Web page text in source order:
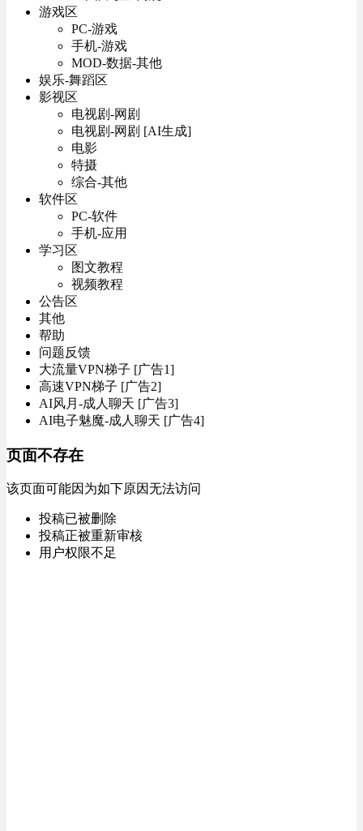
游戏区
PC-游戏
手机-游戏
MOD-数据-其他
娱乐-舞蹈区
影视区
电视剧-网剧
电视剧-网剧 [AI生成]
电影
特摄
综合-其他
软件区
PC-软件
手机-应用
学习区
图文教程
视频教程
公告区
其他
帮助
问题反馈
大流量VPN梯子 [广告1]
高速VPN梯子 [广告2]
AI风月-成人聊天 [广告3]
AI电子魅魔-成人聊天 [广告4]
页面不存在
该页面可能因为如下原因无法访问
投稿已被删除
投稿正被重新审核
用户权限不足